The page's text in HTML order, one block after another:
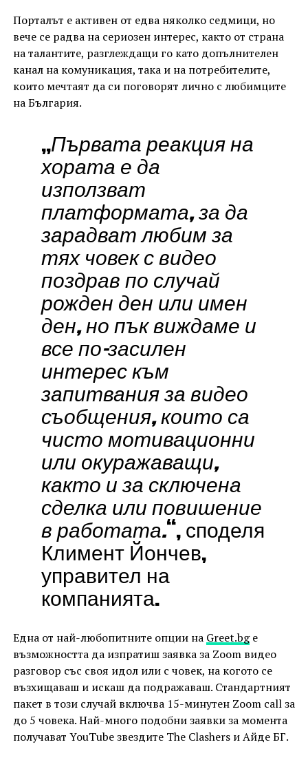
Порталът е активен от едва няколко седмици, но
вече се радва на сериозен интерес, както от страна
на талантите, разглеждащи го като допълнителен
канал на комуникация, така и на потребителите,
които мечтаят да си поговорят лично с любимците
на България.
„Първата реакция на
хората е да
използват
платформата, за да
зарадват любим за
тях човек с видео
поздрав по случай
рожден ден или имен
ден, но пък виждаме и
все по-засилен
интерес към
запитвания за видео
съобщения, които са
чисто мотивационни
или окуражаващи,
както и за сключена
сделка или повишение
в работата.“, споделя
Климент Йончев,
управител на
компанията.
Една от най-любопитните опции на Greet.bgе
възможността да изпратиш заявка за Zoom видео
разговор със своя идол или с човек, на когото се
възхищаваш и искаш да подражаваш. Стандартният
пакет в този случай включва 15-минутен Zoom call за
до 5 човека. Най-много подобни заявки за момента
получават YouTube звездите The Clashers и Айде БГ.